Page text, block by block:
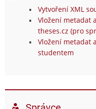
Vytvoření XML
Vložení metadat
theses.cz (pro
Vložení metadat
studentem